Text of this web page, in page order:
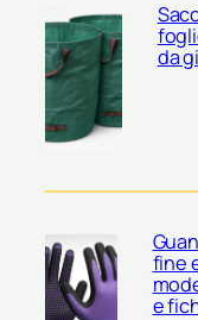
da
fine
e